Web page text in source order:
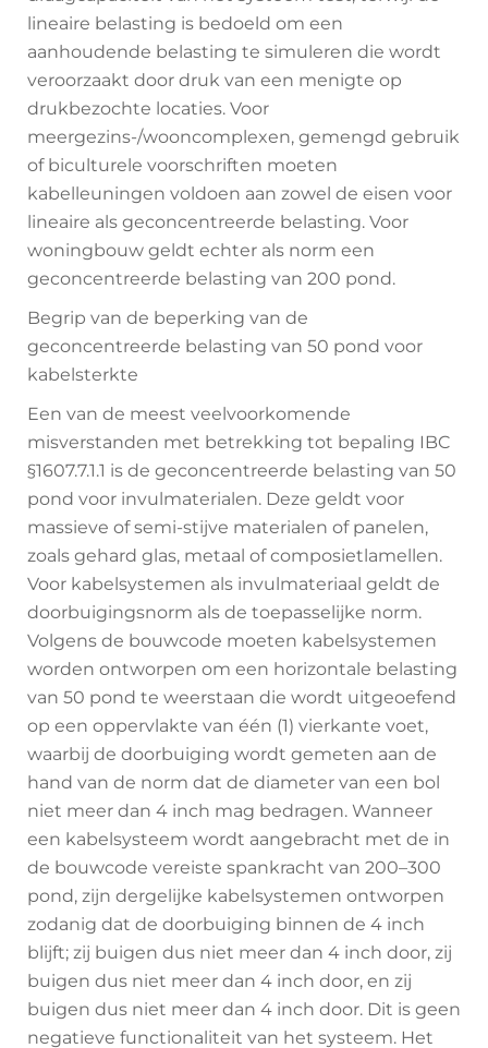
lineaire belasting is bedoeld om een
aanhoudende belasting te simuleren die wordt
veroorzaakt door druk van een menigte op
drukbezochte locaties. Voor
meergezins-/wooncomplexen, gemengd gebruik
of biculturele voorschriften moeten
kabelleuningen voldoen aan zowel de eisen voor
lineaire als geconcentreerde belasting. Voor
woningbouw geldt echter als norm een
geconcentreerde belasting van 200 pond.
Begrip van de beperking van de
geconcentreerde belasting van 50 pond voor
kabelsterkte
Een van de meest veelvoorkomende
misverstanden met betrekking tot bepaling IBC
§1607.7.1.1 is de geconcentreerde belasting van 50
pond voor invulmaterialen. Deze geldt voor
massieve of semi-stijve materialen of panelen,
zoals gehard glas, metaal of composietlamellen.
Voor kabelsystemen als invulmateriaal geldt de
doorbuigingsnorm als de toepasselijke norm.
Volgens de bouwcode moeten kabelsystemen
worden ontworpen om een horizontale belasting
van 50 pond te weerstaan die wordt uitgeoefend
op een oppervlakte van één (1) vierkante voet,
waarbij de doorbuiging wordt gemeten aan de
hand van de norm dat de diameter van een bol
niet meer dan 4 inch mag bedragen. Wanneer
een kabelsysteem wordt aangebracht met de in
de bouwcode vereiste spankracht van 200–300
pond, zijn dergelijke kabelsystemen ontworpen
zodanig dat de doorbuiging binnen de 4 inch
blijft; zij buigen dus niet meer dan 4 inch door, zij
buigen dus niet meer dan 4 inch door, en zij
buigen dus niet meer dan 4 inch door. Dit is geen
negatieve functionaliteit van het systeem. Het